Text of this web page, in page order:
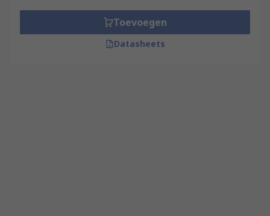
Toevoegen
Datasheets